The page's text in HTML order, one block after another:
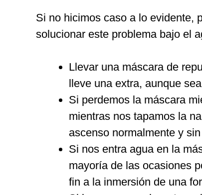
Si no hicimos caso a lo evidente,
solucionar este problema bajo el
Llevar una máscara de
lleve una extra, aunque
Si perdemos la máscara
mientras nos tapamos la
ascenso normalmente y
Si nos entra agua en la
mayoría de las ocasiones
fin a la inmersión de una